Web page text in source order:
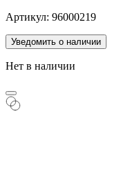
Артикул: 96000219
Уведомить о наличии
Нет в наличии